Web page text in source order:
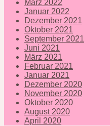
März 2022
Januar 2022
Dezember 2021
Oktober 2021
September 2021
Juni 2021
März 2021
Februar 2021
Januar 2021
Dezember 2020
November 2020
Oktober 2020
August 2020
April 2020